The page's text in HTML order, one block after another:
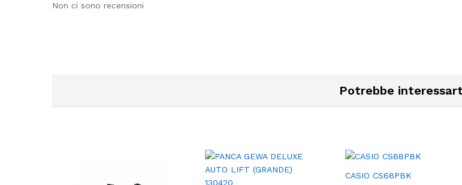
Non ci sono recensioni
Potrebbe
CASIO CS68PBK